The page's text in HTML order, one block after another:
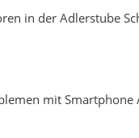
in der Adlerstube
mit